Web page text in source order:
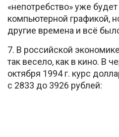
«непотребство» уже
компьютерной графикой,
другие времена и всё
7. В российской
так весело, как в кино. В
октября 1994 г. курс
с 2833 до 3926 рублей: